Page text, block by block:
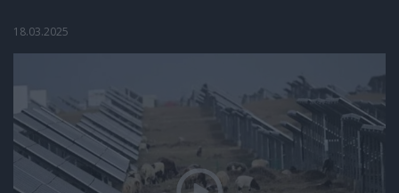
18.03.2025